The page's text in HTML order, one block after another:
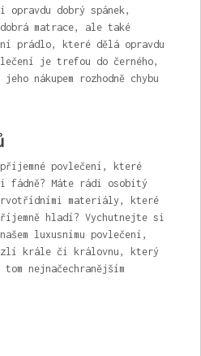
dobrý spánek,
matrace, ale také
prádlo, které dělá opravdu
je trefou do černého,
nákupem rozhodně chybu
povlečení, které
fádně? Máte rádi osobitý
materiály, které
hladí? Vychutnejte si
luxusnímu povlečení,
krále či královnu, který
nejnačechranějším